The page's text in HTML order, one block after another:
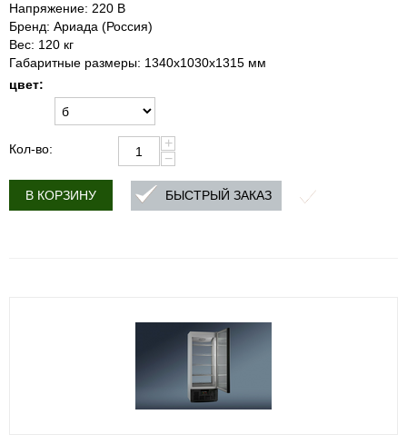
Напряжение: 220 В
Бренд: Ариада (Россия)
Вес: 120 кг
Габаритные размеры: 1340х1030х1315 мм
цвет:
Кол-во:
+
−
В КОРЗИНУ БЫСТРЫЙ ЗАКАЗ